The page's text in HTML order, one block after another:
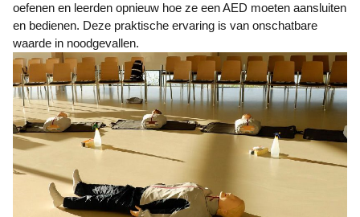
oefenen en leerden opnieuw hoe ze een AED moeten aansluiten
en bedienen. Deze praktische ervaring is van onschatbare
waarde in noodgevallen.